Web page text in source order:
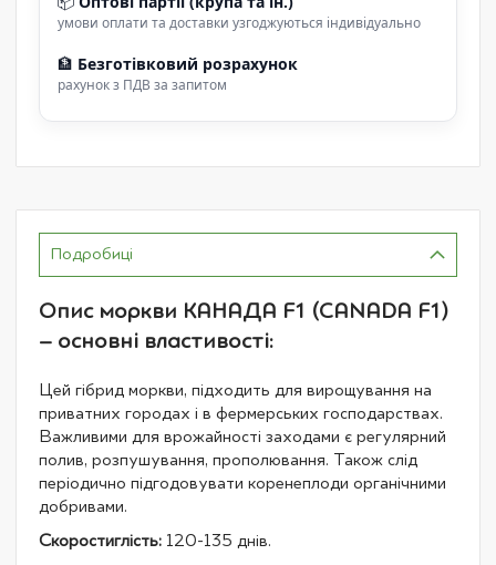
умови оплати та доставки узгоджуються індивідуально
🏦 Безготівковий розрахунок
рахунок з ПДВ за запитом
Подробиці
Опис моркви КАНАДА F1 (CANADA F1)
– основні властивості:
Цей гібрид моркви, підходить для вирощування на
приватних городах і в фермерських господарствах.
Важливими для врожайності заходами є регулярний
полив, розпушування, прополювання. Також слід
періодично підгодовувати коренеплоди органічними
добривами.
Скоростиглість: 120-135 днів.